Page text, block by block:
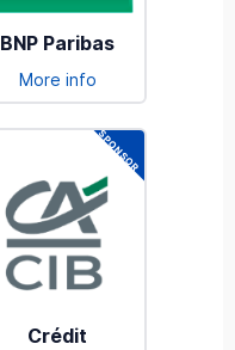
BNP Paribas
More info
Crédit